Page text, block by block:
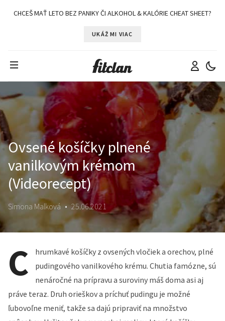
CHCEŠ MAŤ LETO BEZ PANIKY ČI ALKOHOL & KALÓRIE CHEAT SHEET?
UKÁŽ MI VIAC
Ovsené košíčky plnené
vanilkovým krémom
(Videorecept)
Simona Malková • 25.06.2021
C
hrumkavé košíčky z ovsených vločiek a orechov, plné
pudingového vanilkového krému. Chutia famózne, sú
nenáročné na prípravu a suroviny máš doma asi aj
práve teraz. Druh orieškov a príchuť pudingu je možné
ľubovoľne meniť, takže sa dajú pripraviť na množstvo